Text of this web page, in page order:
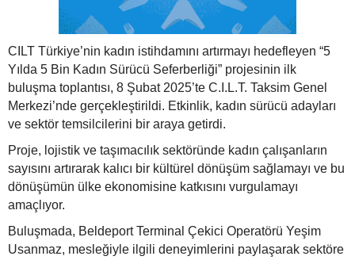
CILT Türkiye’nin kadın istihdamını artırmayı hedefleyen “5
Yılda 5 Bin Kadın Sürücü Seferberliği” projesinin ilk
buluşma toplantısı, 8 Şubat 2025’te C.I.L.T. Taksim Genel
Merkezi’nde gerçekleştirildi. Etkinlik, kadın sürücü adayları
ve sektör temsilcilerini bir araya getirdi.
Proje, lojistik ve taşımacılık sektöründe kadın çalışanların
sayısını artırarak kalıcı bir kültürel dönüşüm sağlamayı ve bu
dönüşümün ülke ekonomisine katkısını vurgulamayı
amaçlıyor.
Buluşmada, Beldeport Terminal Çekici Operatörü Yeşim
Usanmaz, mesleğiyle ilgili deneyimlerini paylaşarak sektöre